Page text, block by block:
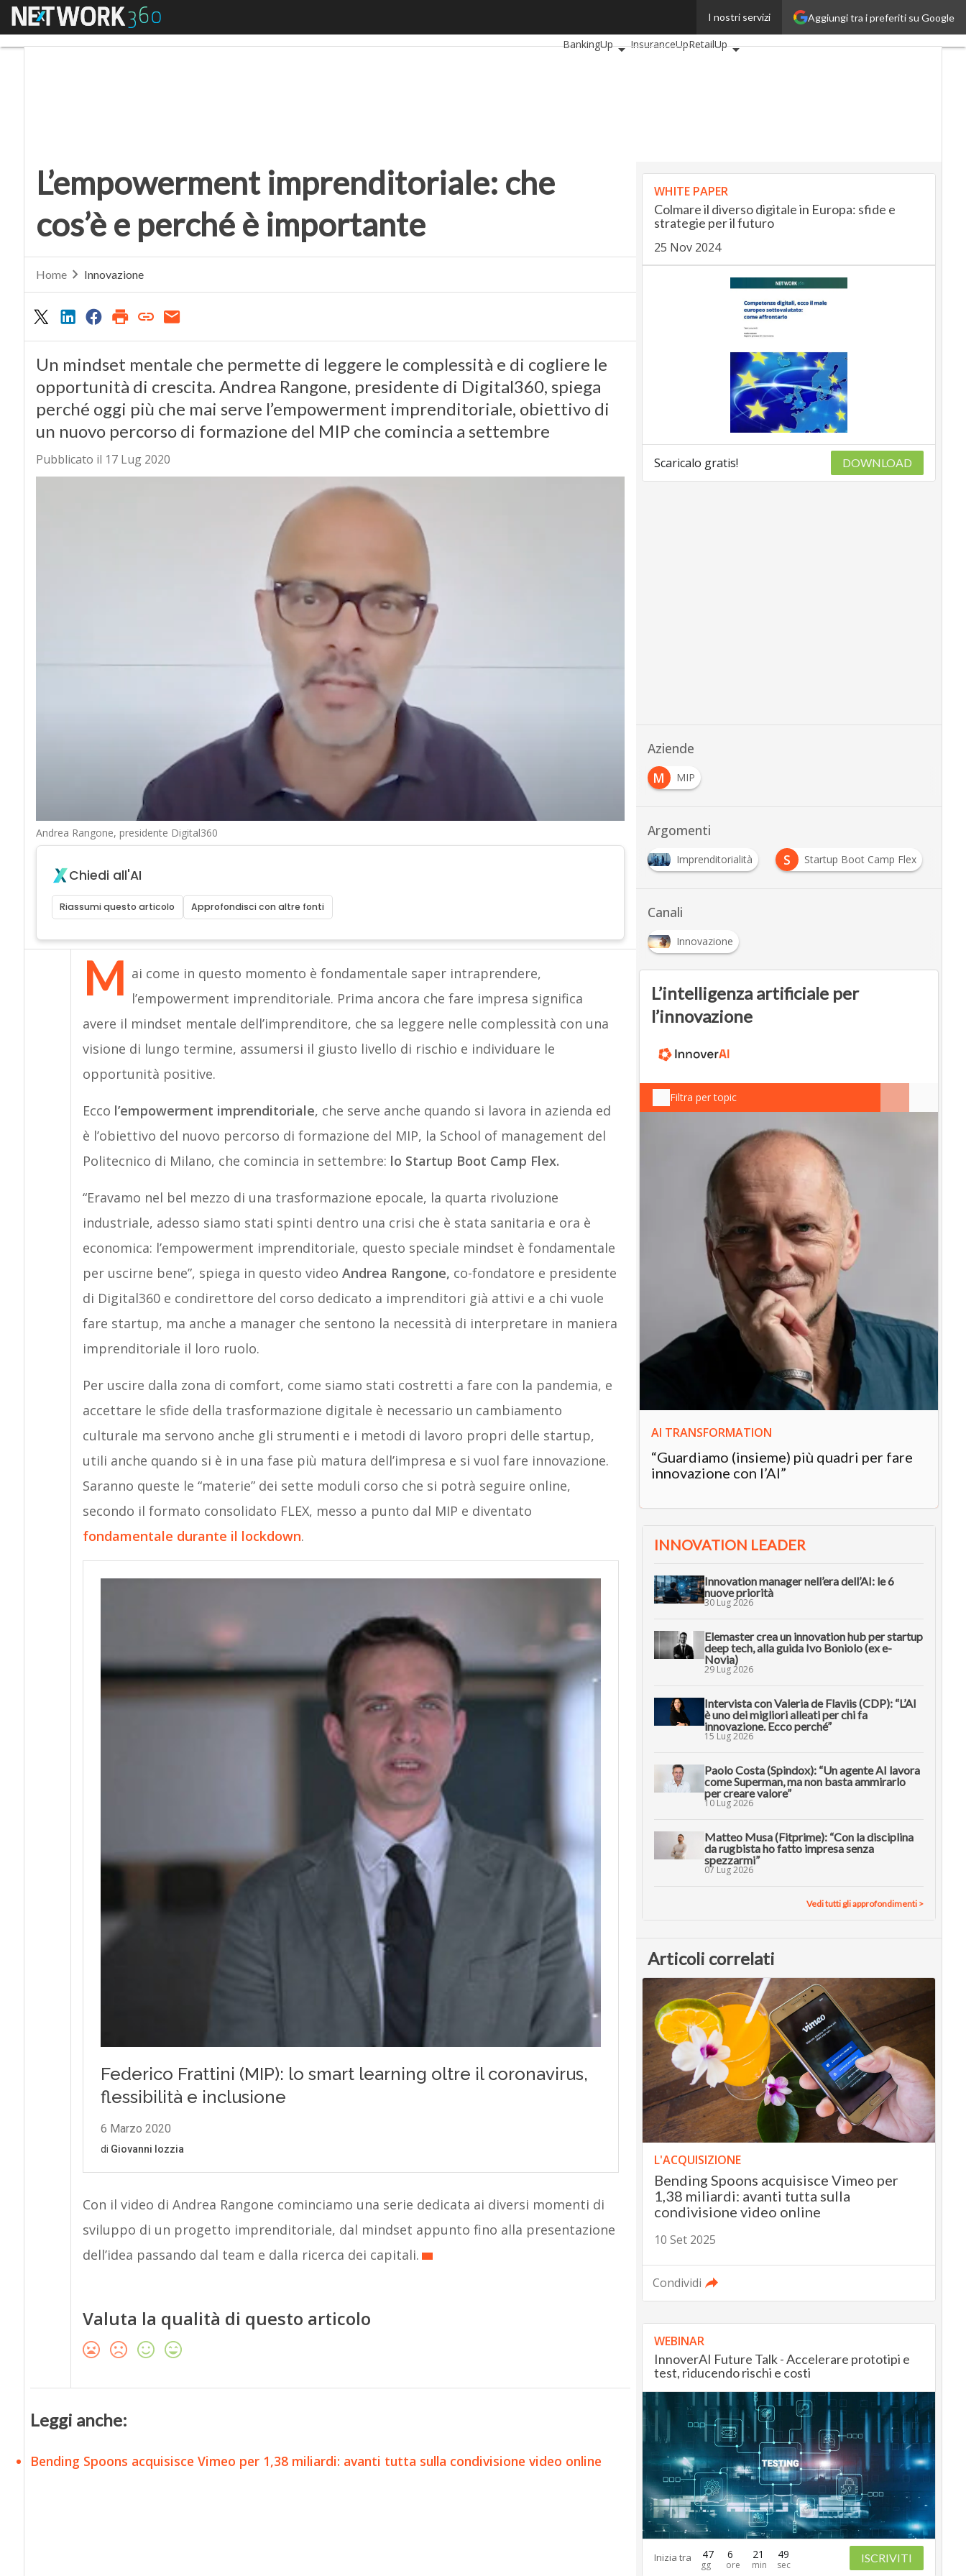
Aggiungi tra i preferiti su Google
I nostri servizi
Menu
BankingUp
InsuranceUpRetailUp
L’empowerment imprenditoriale: che
cos’è e perché è importante
Home Innovazione
Un mindset mentale che permette di leggere le complessità e di cogliere le
opportunità di crescita. Andrea Rangone, presidente di Digital360, spiega
perché oggi più che mai serve l’empowerment imprenditoriale, obiettivo di
un nuovo percorso di formazione del MIP che comincia a settembre
Pubblicato il 17 Lug 2020
Andrea Rangone, presidente Digital360
Chiedi all'AI
Riassumi questo articolo Approfondisci con altre fonti
M ai come in questo momento è fondamentale saper intraprendere,
l’empowerment imprenditoriale. Prima ancora che fare impresa significa
avere il mindset mentale dell’imprenditore, che sa leggere nelle complessità con una
visione di lungo termine, assumersi il giusto livello di rischio e individuare le
opportunità positive.
Ecco l’empowerment imprenditoriale, che serve anche quando si lavora in azienda ed
è l’obiettivo del nuovo percorso di formazione del MIP, la School of management del
Politecnico di Milano, che comincia in settembre: lo Startup Boot Camp Flex.
“Eravamo nel bel mezzo di una trasformazione epocale, la quarta rivoluzione
industriale, adesso siamo stati spinti dentro una crisi che è stata sanitaria e ora è
economica: l’empowerment imprenditoriale, questo speciale mindset è fondamentale
per uscirne bene”, spiega in questo video Andrea Rangone, co-fondatore e presidente
di Digital360 e condirettore del corso dedicato a imprenditori già attivi e a chi vuole
fare startup, ma anche a manager che sentono la necessità di interpretare in maniera
imprenditoriale il loro ruolo.
Per uscire dalla zona di comfort, come siamo stati costretti a fare con la pandemia, e
accettare le sfide della trasformazione digitale è necessario un cambiamento
culturale ma servono anche gli strumenti e i metodi di lavoro propri delle startup,
utili anche quando si è in una fase più matura dell’impresa e si vuol fare innovazione.
Saranno queste le “materie” dei sette moduli corso che si potrà seguire online,
secondo il formato consolidato FLEX, messo a punto dal MIP e diventato
fondamentale durante il lockdown.
Con il video di Andrea Rangone cominciamo una serie dedicata ai diversi momenti di
sviluppo di un progetto imprenditoriale, dal mindset appunto fino alla presentazione
dell’idea passando dal team e dalla ricerca dei capitali.
Valuta la qualità di questo articolo
Leggi anche:
Bending Spoons acquisisce Vimeo per 1,38 miliardi: avanti tutta sulla condivisione video online
WHITE PAPER
Colmare il diverso digitale in Europa: sfide e
strategie per il futuro
25 Nov 2024
Scaricalo gratis! DOWNLOAD
Aziende
M
MIP
Argomenti
Imprenditorialità S Startup Boot Camp Flex V
video
Canali
Innovazione
L’intelligenza artificiale per
l’innovazione
Filtra per topic
AI TRANSFORMATION
“Guardiamo (insieme) più quadri per fare
innovazione con l’AI”
INNOVATION LEADER
Innovation manager nell’era dell’AI: le 6
nuove priorità
30 Lug 2026
Elemaster crea un innovation hub per startup
deep tech, alla guida Ivo Boniolo (ex e-
Novia)
29 Lug 2026
Intervista con Valeria de Flaviis (CDP): “L’AI
è uno dei migliori alleati per chi fa
innovazione. Ecco perché”
15 Lug 2026
Paolo Costa (Spindox): “Un agente AI lavora
come Superman, ma non basta ammirarlo
per creare valore”
10 Lug 2026
Matteo Musa (Fitprime): “Con la disciplina
da rugbista ho fatto impresa senza
spezzarmi”
07 Lug 2026
Vedi tutti gli approfondimenti >
Articoli correlati
L'ACQUISIZIONE
Bending Spoons acquisisce Vimeo per
1,38 miliardi: avanti tutta sulla
condivisione video online
10 Set 2025
Condividi
WEBINAR
InnoverAI Future Talk - Accelerare prototipi e
test, riducendo rischi e costi
Inizia tra 47 6 21 48 ISCRIVITI